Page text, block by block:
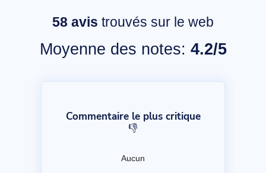
58 avis trouvés sur le web
Moyenne des notes: 4.2/5
Commentaire le plus critique
👎
Aucun